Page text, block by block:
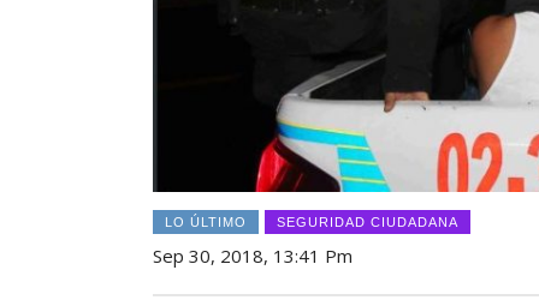
LO ÚLTIMO SEGURIDAD CIUDADANA
Sep 30, 2018, 13:41 Pm